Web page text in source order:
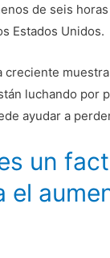
de seis
Estados Unidos.
creciente
luchando por
ayudar a
un
el